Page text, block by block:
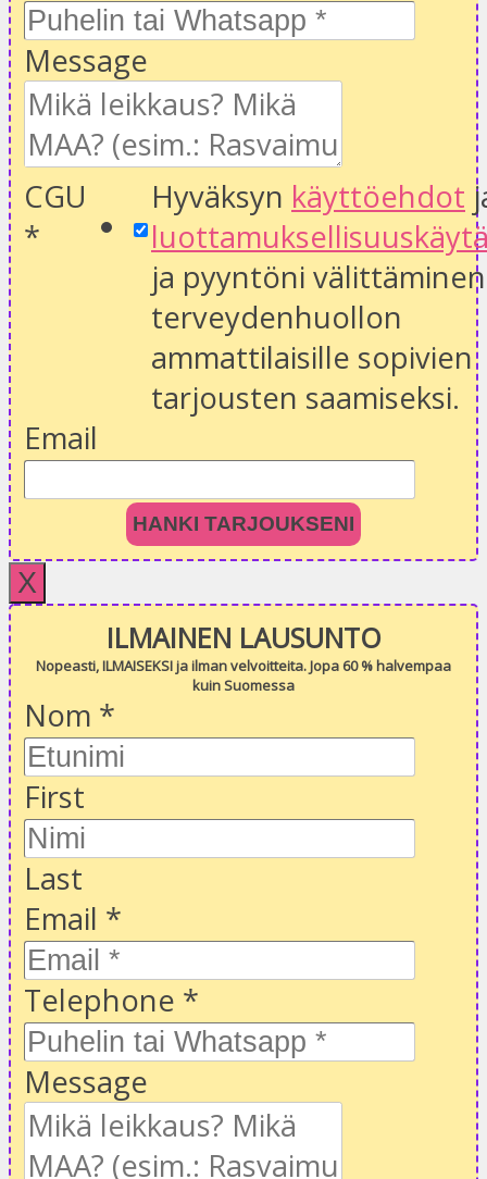
Message
CGU
*
Hyväksyn käyttöehdot
ja pyyntöni välittäminen
terveydenhuollon
ammattilaisille sopivien
tarjousten saamiseksi.
Email
HANKI TARJOUKSENI
X
ILMAINEN LAUSUNTO
Nopeasti, ILMAISEKSI ja ilman velvoitteita. Jopa 60 % halvempaa
kuin Suomessa
Nom *
First
Last
Email *
Telephone *
Message